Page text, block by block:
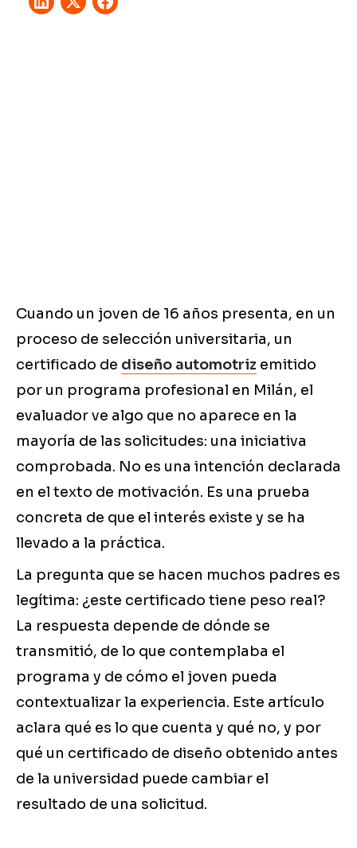
Cuando un joven de 16 años presenta, en un
proceso de selección universitaria, un
certificado de diseño automotriz emitido
por un programa profesional en Milán, el
evaluador ve algo que no aparece en la
mayoría de las solicitudes: una iniciativa
comprobada. No es una intención declarada
en el texto de motivación. Es una prueba
concreta de que el interés existe y se ha
llevado a la práctica.
La pregunta que se hacen muchos padres es
legítima: ¿este certificado tiene peso real?
La respuesta depende de dónde se
transmitió, de lo que contemplaba el
programa y de cómo el joven pueda
contextualizar la experiencia. Este artículo
aclara qué es lo que cuenta y qué no, y por
qué un certificado de diseño obtenido antes
de la universidad puede cambiar el
resultado de una solicitud.